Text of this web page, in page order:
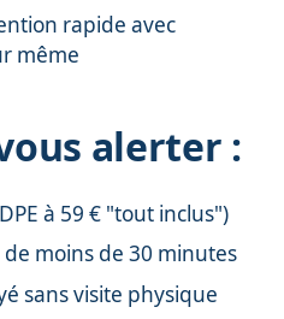
rapide avec
même
alerter :
à 59 € "tout inclus")
moins de 30 minutes
sans visite physique